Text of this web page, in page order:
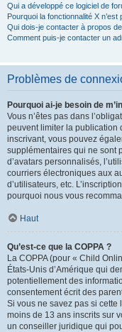
Qui a développé ce logiciel de
Pourquoi la fonctionnalité X n’est
Qui dois-je contacter à propos
Comment puis-je contacter un
Problèmes de
Pourquoi ai-je besoin de
Vous n’êtes pas dans
peuvent limiter la publication
inscrivant, vous pouvez
supplémentaires qui ne sont
d’avatars personnalisés,
courriers électroniques aux
d’utilisateurs, etc.
pourquoi nous vous
Haut
Qu’est-ce que la COPPA ?
La COPPA (pour « Child
États-Unis d’Amérique qui
potentiellement des
consentement écrit des
Si vous ne savez pas si cette
moins de 13 ans inscrits sur
un conseiller juridique qui